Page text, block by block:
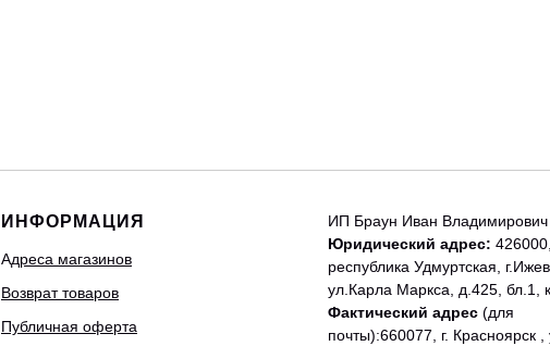
ИНФОРМАЦИЯ
Адреса магазинов
Возврат товаров
Публичная оферта
ИП Браун Иван Владимирович
Юридический адрес:
республика Удмуртская,
ул.Карла Маркса, д.425, бл.1,
Фактический адрес (для
почты):660077, г. Красноярск ,